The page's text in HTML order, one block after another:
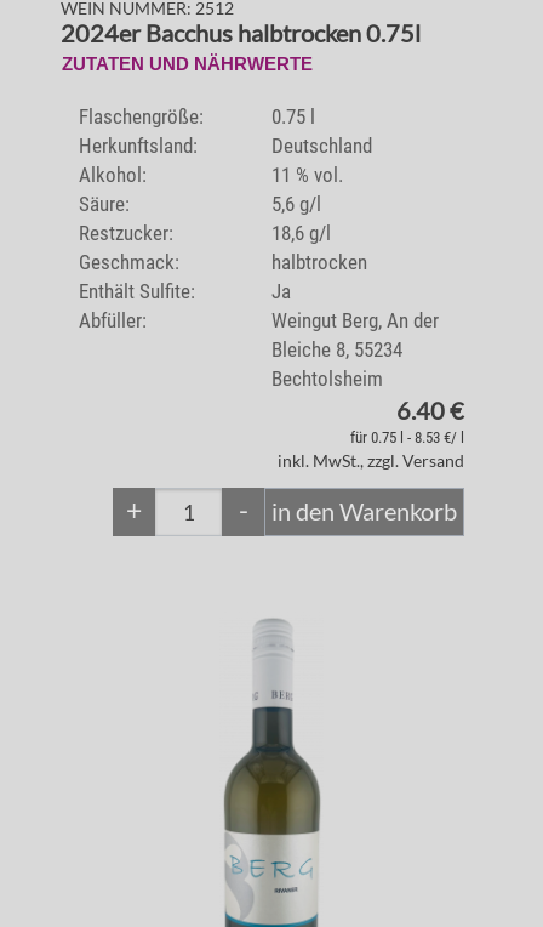
WEIN NUMMER: 2512
2024er Bacchus halbtrocken 0.75l
ZUTATEN UND NÄHRWERTE
Flaschengröße:
0.75 l
Herkunftsland:
Deutschland
Alkohol:
11 % vol.
Säure:
5,6 g/l
Restzucker:
18,6 g/l
Geschmack:
halbtrocken
Enthält Sulfite:
Ja
Abfüller:
Weingut Berg, An der
Bleiche 8, 55234
Bechtolsheim
6.40 €
für 0.75 l - 8.53 €/ l
inkl. MwSt., zzgl. Versand
+ - in den Warenkorb